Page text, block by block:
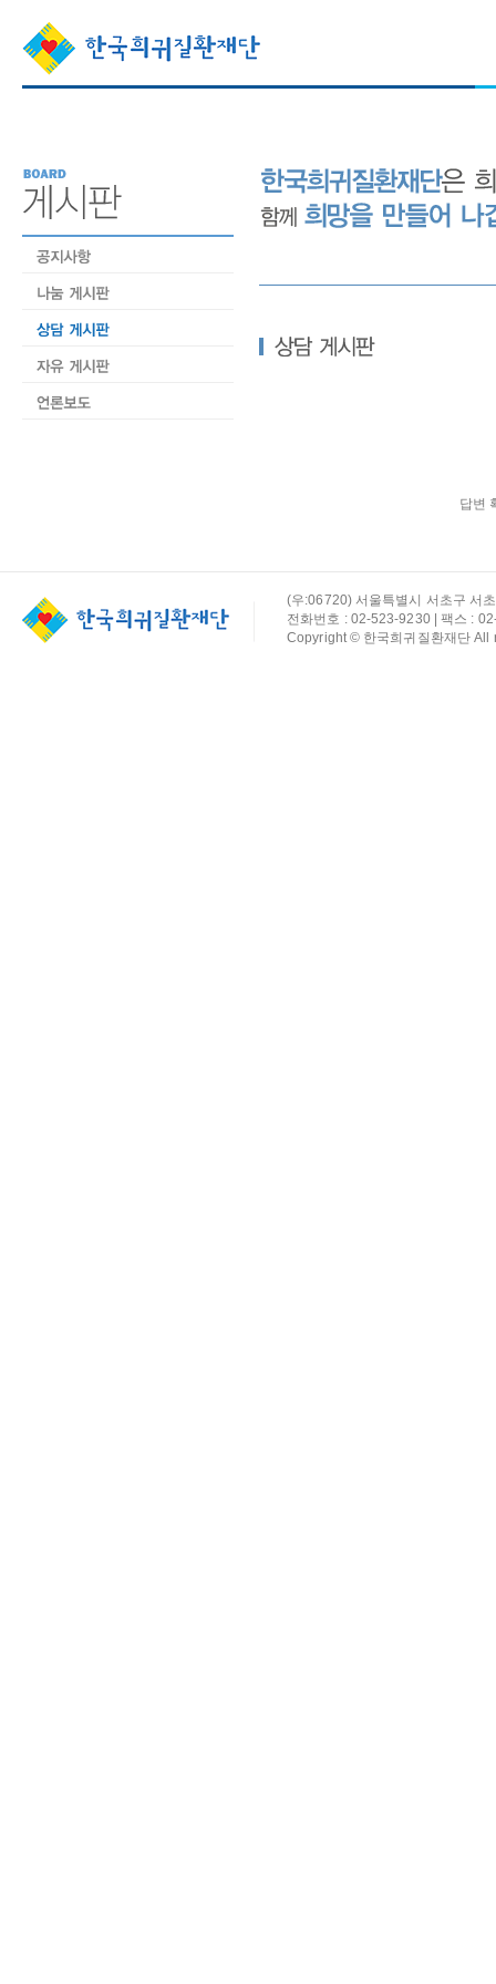
답변
(우:06720) 서울특별시 서초구 서
전화번호 : 02-523-9230 | 팩스 :
Copyright © 한국희귀질환재단